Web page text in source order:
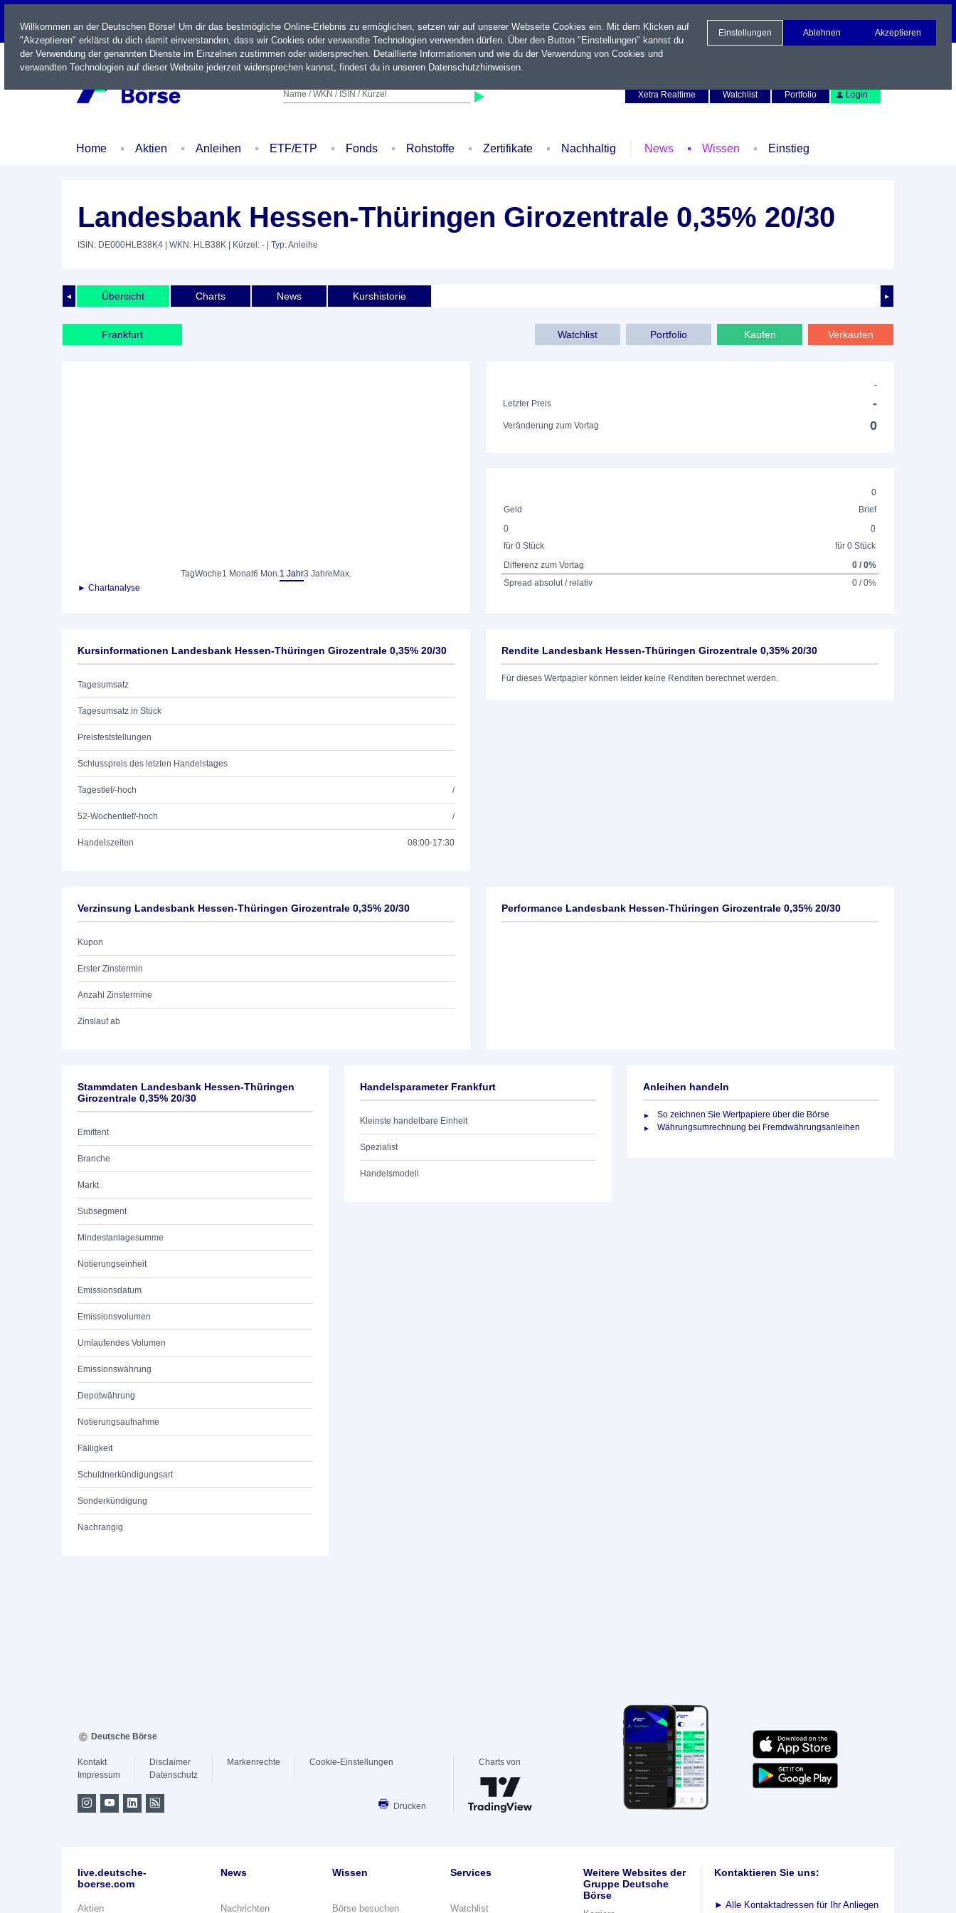
LIVE
Name / WKN / ISIN / Kürzel
Xetra Realtime
Watchlist Portfolio Login
Home Aktien Anleihen ETF/ETP Fonds Rohstoffe Zertifikate Nachhaltig News Wissen Einstieg
Landesbank Hessen-Thüringen Girozentrale 0,35% 20/30
ISIN: DE000HLB38K4 | WKN: HLB38K | Kürzel: - | Typ: Anleihe
◄ ►
Übersicht Charts News Kurshistorie
Frankfurt Verkaufen
Kaufen
Portfolio
Watchlist
TagWoche1 Monat6 Mon.1 Jahr3 Jahre Max.
► Chartanalyse
-
Letzter Preis
-
Veränderung zum Vortag 0
0
Geld
Brief
0
für 0 Stück
0
für 0 Stück
Differenz zum Vortag
0 / 0%
Spread absolut / relativ
0 / 0%
Kursinformationen Landesbank Hessen-Thüringen Girozentrale 0,35% 20/30
Tagesumsatz
Tagesumsatz in Stück
Preisfeststellungen
Schlusspreis des letzten Handelstages
Tagestief/-hoch /
52-Wochentief/-hoch /
Handelszeiten 08:00-17:30
Rendite Landesbank Hessen-Thüringen Girozentrale 0,35% 20/30
Für dieses Wertpapier können leider keine Renditen berechnet werden.
Verzinsung Landesbank Hessen-Thüringen Girozentrale 0,35% 20/30
Kupon
Erster Zinstermin
Anzahl Zinstermine
Zinslauf ab
Performance Landesbank Hessen-Thüringen Girozentrale 0,35% 20/30
Stammdaten Landesbank Hessen-Thüringen
Girozentrale 0,35% 20/30
Emittent
Branche
Markt
Subsegment
Mindestanlagesumme
Notierungseinheit
Emissionsdatum
Emissionsvolumen
Umlaufendes Volumen
Emissionswährung
Depotwährung
Notierungsaufnahme
Fälligkeit
Schuldnerkündigungsart
Sonderkündigung
Nachrangig
Handelsparameter Frankfurt
Kleinste handelbare Einheit
Spezialist
Handelsmodell
Anleihen handeln
So zeichnen Sie Wertpapiere über die Börse
Währungsumrechnung bei Fremdwährungsanleihen
Willkommen an der Deutschen Börse! Um dir das bestmögliche Online-Erlebnis zu ermöglichen, setzen wir auf unserer Webseite Cookies ein. Mit dem Klicken auf
"Akzeptieren" erklärst du dich damit einverstanden, dass wir Cookies oder verwandte Technologien verwenden dürfen. Über den Button "Einstellungen" kannst du
der Verwendung der genannten Dienste im Einzelnen zustimmen oder widersprechen. Detaillierte Informationen und wie du der Verwendung von Cookies und
verwandten Technologien auf dieser Website jederzeit widersprechen kannst, findest du in unseren Datenschutzhinweisen.
Einstellungen Ablehnen Akzeptieren
Deutsche Börse
Kontakt
Impressum
Disclaimer
Datenschutz
Markenrechte Cookie-Einstellungen
Drucken
Charts von
live.deutsche-
boerse.com
Aktien
News
Nachrichten
Wissen
Börse besuchen
Services
Watchlist
Weitere Websites der
Gruppe Deutsche
Börse
Kontaktieren Sie uns:
► Alle Kontaktadressen für Ihr Anliegen